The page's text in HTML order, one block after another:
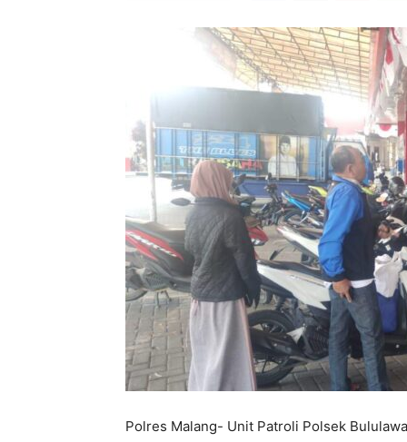
Polres Malang- Unit Patroli Polsek